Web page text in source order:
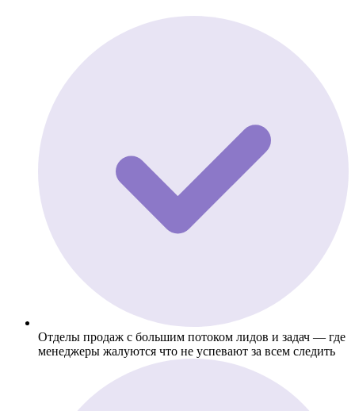
Отделы продаж с большим потоком лидов и задач — где
менеджеры жалуются что не успевают за всем следить